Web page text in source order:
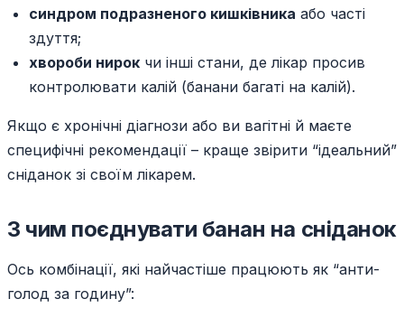
синдром подразненого кишківника або часті
здуття;
хвороби нирок чи інші стани, де лікар просив
контролювати калій (банани багаті на калій).
Якщо є хронічні діагнози або ви вагітні й маєте
специфічні рекомендації – краще звірити “ідеальний”
сніданок зі своїм лікарем.
З чим поєднувати банан на сніданок
Ось комбінації, які найчастіше працюють як “анти-
голод за годину”: